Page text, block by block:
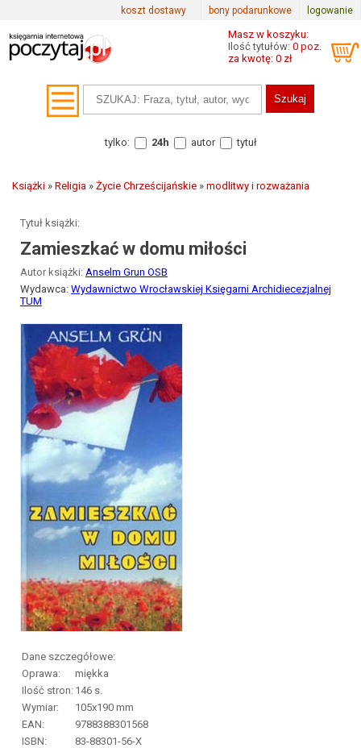
logowanie
bony podarunkowe
koszt dostawy
Masz w koszyku:
Ilość tytułów: 0 poz.
za kwotę: 0 zł
tylko: 24h autor tytuł
Książki » Religia » Życie Chrześcijańskie » modlitwy i rozważania
Tytuł książki:
Zamieszkać w domu miłości
Autor książki: Anselm Grun OSB
Wydawca: Wydawnictwo Wrocławskiej Księgarni Archidiecezjalnej
TUM
Dane szczegółowe:
Oprawa:
miękka
Ilość stron: 146 s.
Wymiar:
105x190 mm
EAN:
9788388301568
ISBN:
83-88301-56-X